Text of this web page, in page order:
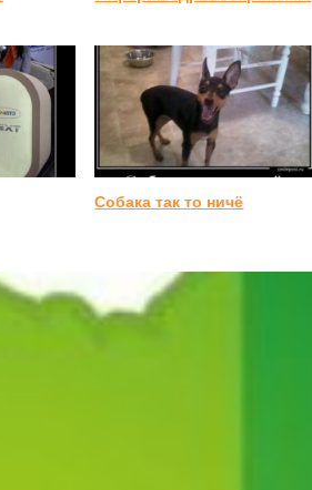
Собака так то ничё